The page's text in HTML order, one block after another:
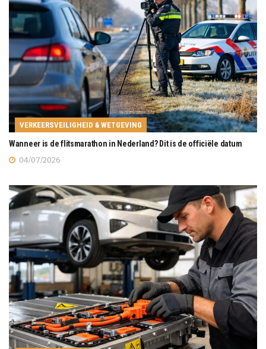
VERKEERSVEILIGHEID & WETGEVING
Wanneer is de flitsmarathon in Nederland? Dit is de officiële datum
04/07/2026